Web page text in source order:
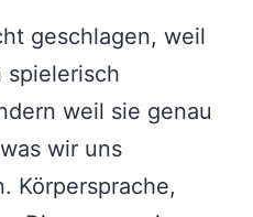
geschlagen, weil
spielerisch
weil sie genau
wir uns
Körpersprache,